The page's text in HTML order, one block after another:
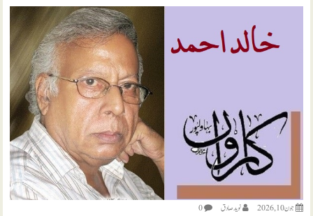
جون 10, 2026 نويد صادق 0